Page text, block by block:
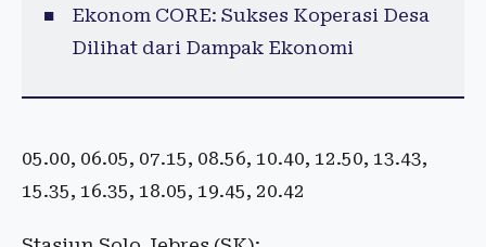
Ekonom CORE: Sukses Koperasi Desa
Dilihat dari Dampak Ekonomi
05.00, 06.05, 07.15, 08.56, 10.40, 12.50, 13.43,
15.35, 16.35, 18.05, 19.45, 20.42